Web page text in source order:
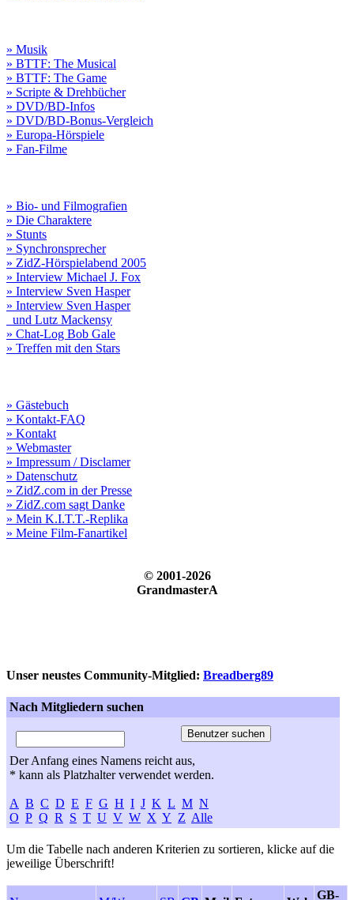
» Musik
» BTTF: The Musical
» BTTF: The Game
» Scripte & Drehbücher
» DVD/BD-Infos
» DVD/BD-Bonus-Vergleich
» Europa-Hörspiele
» Fan-Filme
» Bio- und Filmografien
» Die Charaktere
» Stunts
» Synchronsprecher
» ZidZ-Hörspielabend 2005
» Interview Michael J. Fox
» Interview Sven Hasper
» Interview Sven Hasper
und Lutz Mackensy
» Chat-Log Bob Gale
» Treffen mit den Stars
» Gästebuch
» Kontakt-FAQ
» Kontakt
» Webmaster
» Impressum / Disclamer
» Datenschutz
» ZidZ.com in der Presse
» ZidZ.com sagt Danke
» Mein K.I.T.T.-Replika
» Meine Film-Fanartikel
© 2001-2026
GrandmasterA
Unser neustes Community-Mitglied: Breadberg89
Nach Mitgliedern suchen
Der Anfang eines Namens reicht aus,
* kann als Platzhalter verwendet werden.
A B C D E F G H I J K L M N
O P Q R S T U V W X Y Z Alle
Um die Tabelle nach anderen Kriterien zu sortieren, klicke auf die
jeweilige Überschrift!
GB-